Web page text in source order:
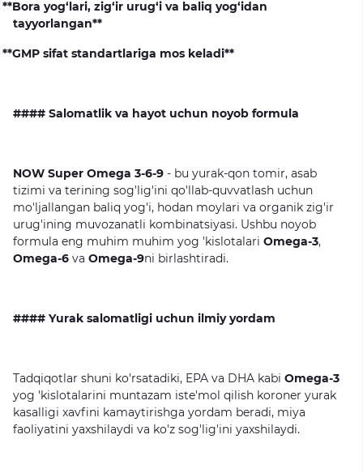
**Bora yog‘lari, zig‘ir urug‘i va baliq yog‘idan
tayyorlangan**
**GMP sifat standartlariga mos keladi**
#### Salomatlik va hayot uchun noyob formula
NOW Super Omega 3-6-9 - bu yurak-qon tomir, asab
tizimi va terining sog'lig'ini qo'llab-quvvatlash uchun
mo'ljallangan baliq yog'i, hodan moylari va organik zig'ir
urug'ining muvozanatli kombinatsiyasi. Ushbu noyob
formula eng muhim muhim yog 'kislotalari Omega-3,
Omega-6 va Omega-9ni birlashtiradi.
#### Yurak salomatligi uchun ilmiy yordam
Tadqiqotlar shuni ko'rsatadiki, EPA va DHA kabi Omega-3
yog 'kislotalarini muntazam iste'mol qilish koroner yurak
kasalligi xavfini kamaytirishga yordam beradi, miya
faoliyatini yaxshilaydi va ko'z sog'lig'ini yaxshilaydi.